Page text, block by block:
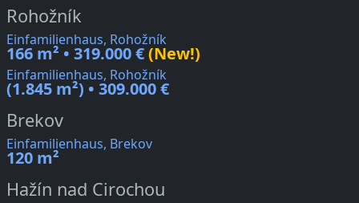
Rohožník
Einfamilienhaus, Rohožník
166 m² • 319.000 €(New!)
Einfamilienhaus, Rohožník
(1.845 m²) • 309.000 €
Brekov
Einfamilienhaus, Brekov
120 m²
Hažín nad Cirochou